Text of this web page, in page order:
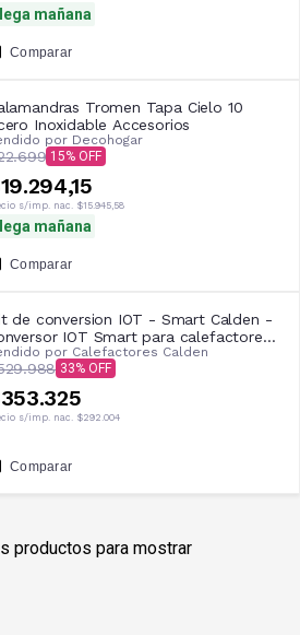
mañana
Comparar
Tromen Tapa Cielo 10
Inoxidable Accesorios
por Decohogar
15
s/imp. nac. $15.945,58
mañana
Comparar
de conversion IOT - Smart Calden -
IOT Smart para calefactores
por Calefactores Calden
33
s/imp. nac. $292.004
Comparar
productos para mostrar